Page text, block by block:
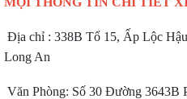
Địa chỉ : 338B Tổ 15, Ấp Lộc
Long An
Văn Phòng: Số 30 Đường 3643B